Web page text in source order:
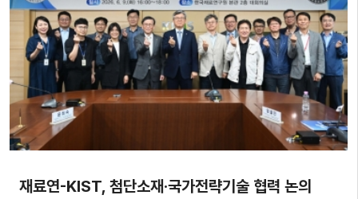
재료연-KIST, 첨단소재·국가전략기술 협력 논의